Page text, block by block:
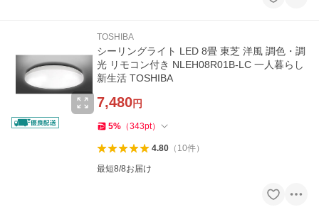
TOSHIBA
シーリングライト LED 8畳 東芝 洋風 調色・調
光 リモコン付き NLEH08R01B-LC 一人暮らし
新生活 TOSHIBA
7,480円
5% （343pt）
4.80（ 10件）
最短8/8お届け